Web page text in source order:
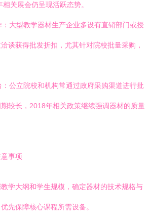
关展会仍呈现活跃态势。
大型教学器材生产企业多设有直销部门或授
谈获得批发折扣，尤其针对院校批量采购，
公立院校和机构常通过政府采购渠道进行批
较长，2018年相关政策继续强调器材的质量
事项
学大纲和学生规模，确定器材的技术规格与
先保障核心课程所需设备。